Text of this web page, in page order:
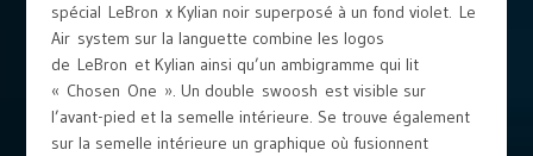
spécial LeBron x Kylian noir superposé à un fond violet. Le
Air system sur la languette combine les logos
de LeBron et Kylian ainsi qu’un ambigramme qui lit
« Chosen One ». Un double swoosh est visible sur
l’avant-pied et la semelle intérieure. Se trouve également
sur la semelle intérieure un graphique où fusionnent